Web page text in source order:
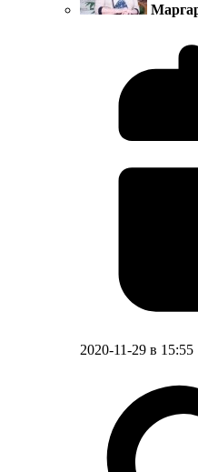
2020-11-29 в 15:55